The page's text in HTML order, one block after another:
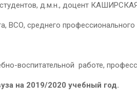
д.м.н., доцент
ВСО, среднего
воспитательной работе,
на 2019/2020 учебный год.